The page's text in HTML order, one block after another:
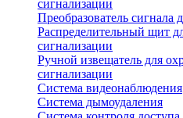
сигнализации
Преобразователь сигнала
Распределительный щит
сигнализации
Ручной извещатель для
сигнализации
Система видеонаблюдения
Система дымоудаления